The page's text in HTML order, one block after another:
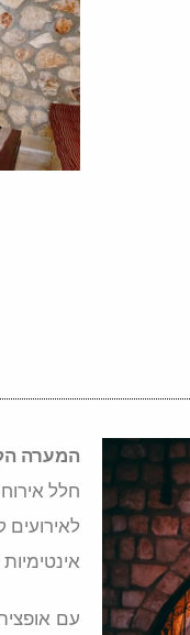
המערה
אינטימיות
עם